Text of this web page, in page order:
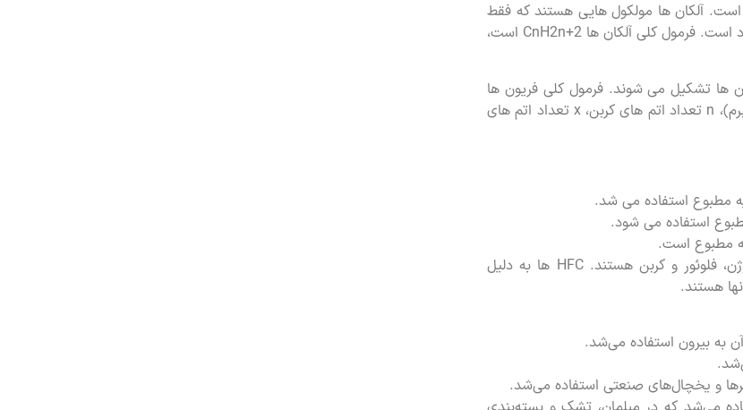
است. آلکان ها مولکول هایی هستند که فقط
حاوی اتم های کربن و هیدروژن هستند و پیوندهای آنها به صورت کووالانسی منفرد است. فرمول کلی آلکان ها CnH2n+2 است،
ها تشکیل می شوند. فرمول کلی فریون ها
CXnH2n-x-y-z است، جایی که C یک اتم کربن، X یک اتم هالوژن (فلوئور، کلر یا برم)، n تعداد اتم های کربن، x تعداد اتم های
هیدروفلوئوروکربن (HFC) ها گروهی از فریون ها هستند که حاوی هیدروژن، فلوئور و کربن هستند. HFC ها به دلیل
هستند.
به بیرون استفاده می‌شد.
و یخچال‌های صنعتی استفاده می‌شد.